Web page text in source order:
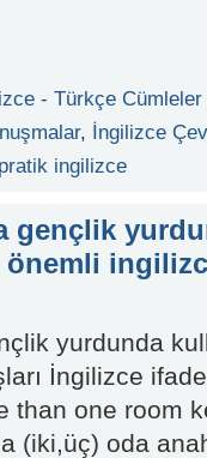
- Türkçe Cümleler
, İngilizce
pratik ingilizce
gençlik
yurdunda
İngilizce
than one room
(iki,üç) oda